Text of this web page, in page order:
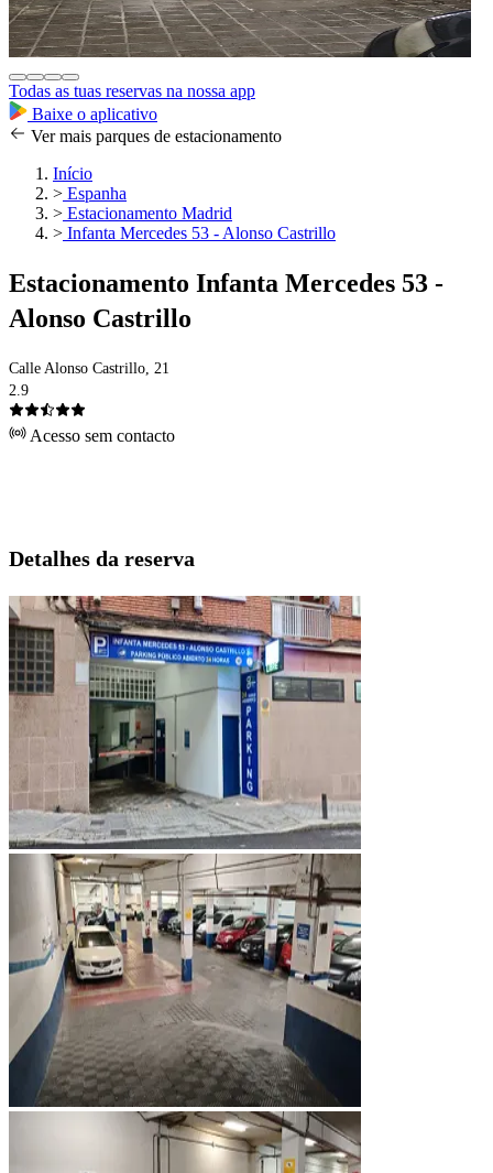
Todas as tuas reservas na nossa app
Baixe o aplicativo
Ver mais parques de estacionamento
Início
> Espanha
> Estacionamento Madrid
> Infanta Mercedes 53 - Alonso Castrillo
Estacionamento Infanta Mercedes 53 -
Alonso Castrillo
Calle Alonso Castrillo, 21
2.9
Acesso sem contacto
Detalhes da reserva